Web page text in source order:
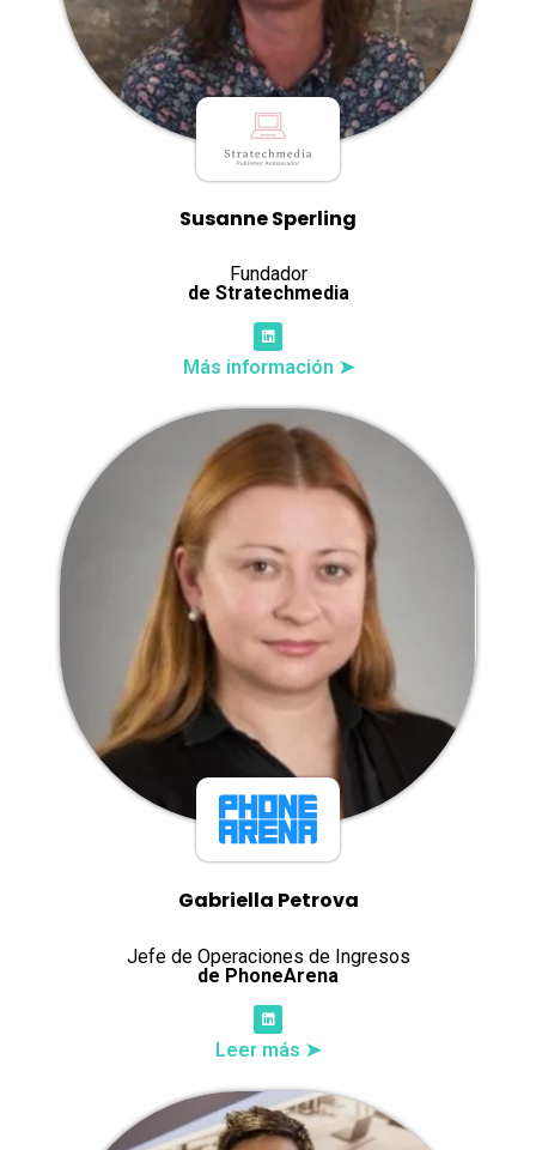
Susanne Sperling
Fundador
de Stratechmedia
Más información ➤
Gabriella Petrova
Jefe de Operaciones de Ingresos
de PhoneArena
Leer más ➤